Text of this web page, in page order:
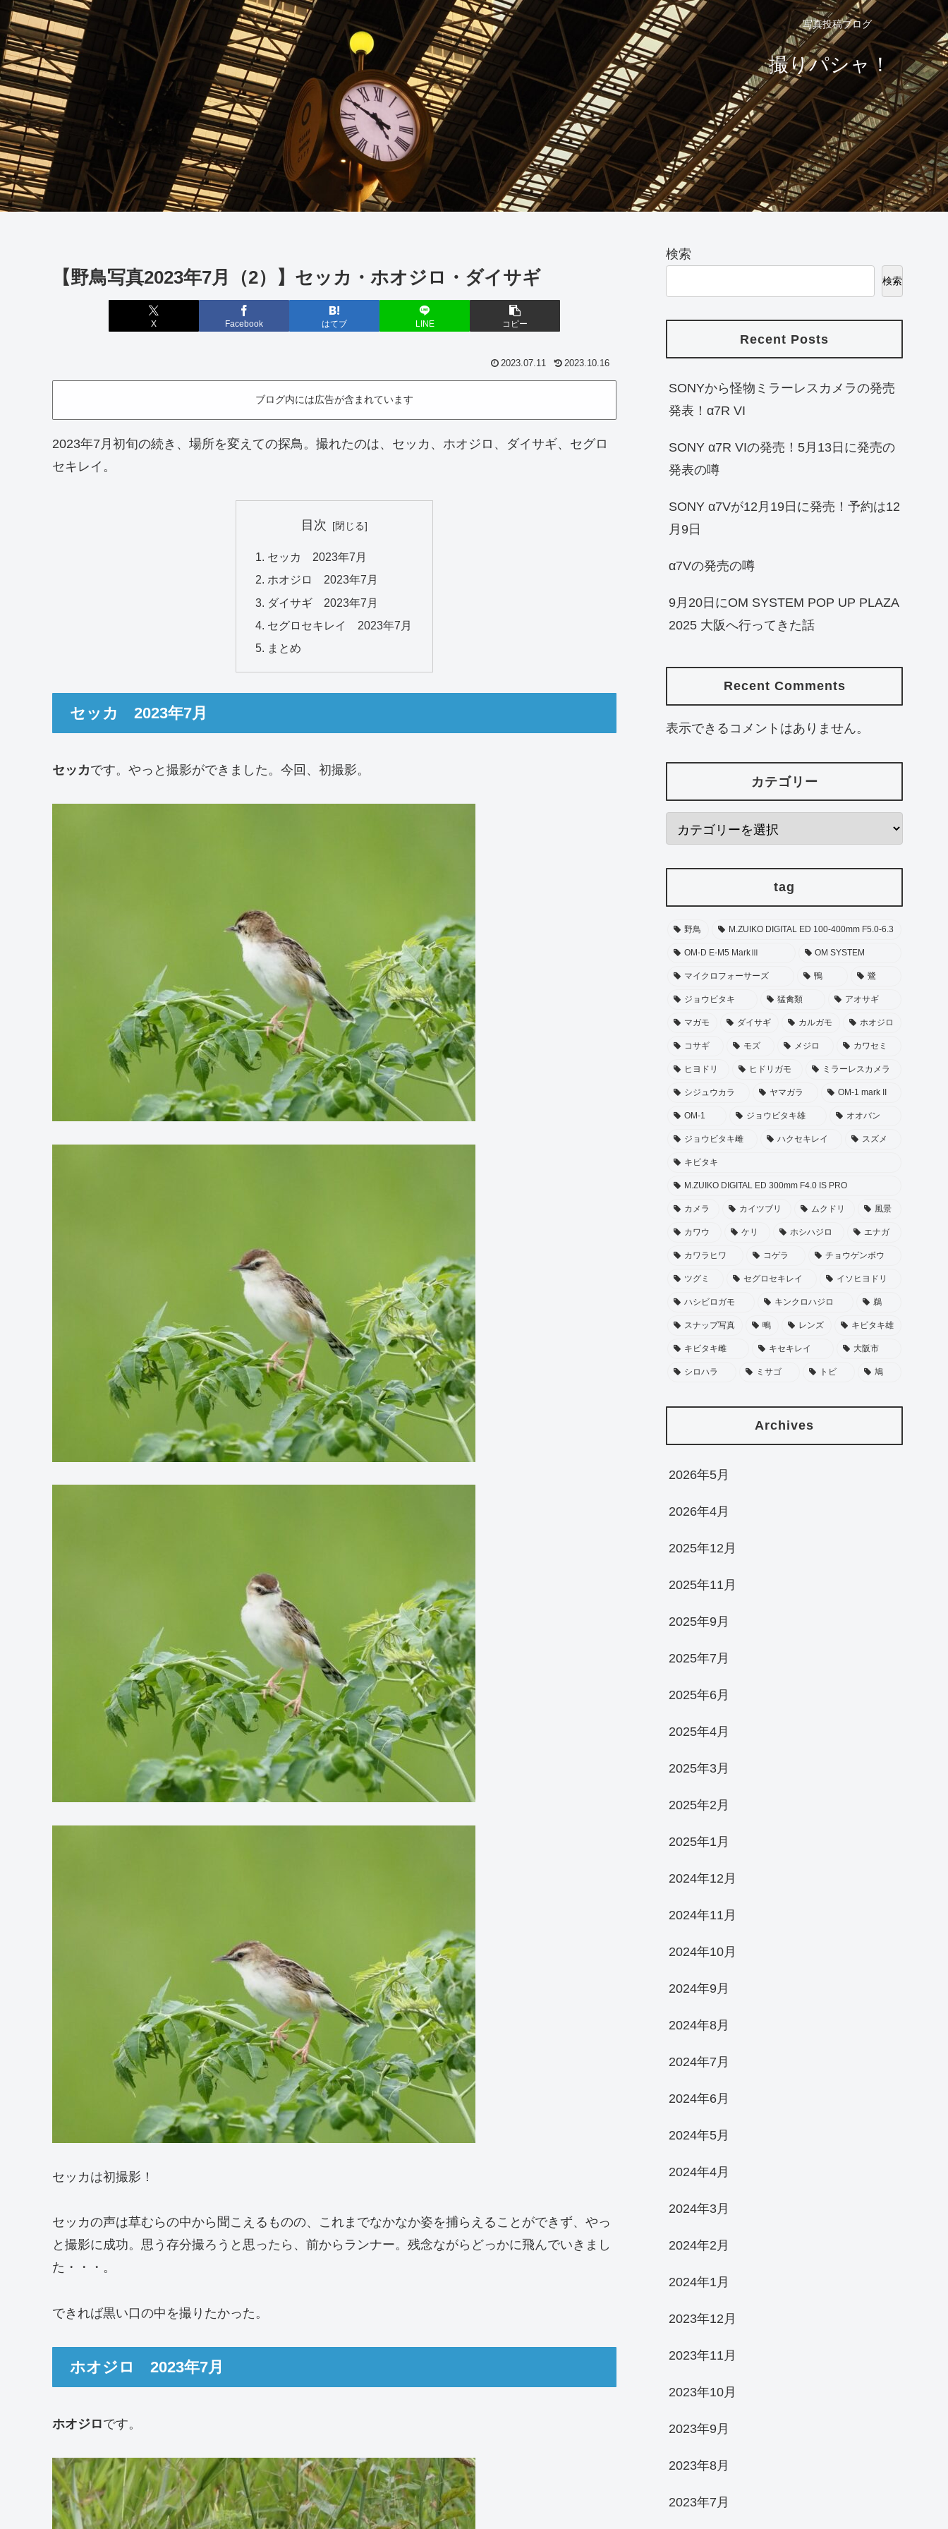
写真投稿ブログ
撮りパシャ！
【野鳥写真2023年7月（2）】セッカ・ホオジロ・ダイサギ
X Facebook はてブ LINE コピー
2023.07.11 2023.10.16
ブログ内には広告が含まれています
2023年7月初旬の続き、場所を変えての探鳥。撮れたのは、セッカ、ホオジロ、ダイサギ、セグロ
セキレイ。
目次
セッカ 2023年7月
ホオジロ 2023年7月
ダイサギ 2023年7月
セグロセキレイ 2023年7月
まとめ
セッカ 2023年7月
セッカです。やっと撮影ができました。今回、初撮影。
セッカは初撮影！
セッカの声は草むらの中から聞こえるものの、これまでなかなか姿を捕らえることができず、やっ
と撮影に成功。思う存分撮ろうと思ったら、前からランナー。残念ながらどっかに飛んでいきまし
た・・・。
できれば黒い口の中を撮りたかった。
ホオジロ 2023年7月
ホオジロです。
検索
検索
Recent Posts
SONYから怪物ミラーレスカメラの発売
発表！α7R VI
SONY α7R VIの発売！5月13日に発売の
発表の噂
SONY α7Vが12月19日に発売！予約は12
月9日
α7Vの発売の噂
9月20日にOM SYSTEM POP UP PLAZA
2025 大阪へ行ってきた話
Recent Comments
表示できるコメントはありません。
カテゴリー
tag
野鳥 M.ZUIKO DIGITAL ED 100-400mm F5.0-6.3
OM-D E-M5 MarkⅢ OM SYSTEM
マイクロフォーサーズ 鴨 鷺
ジョウビタキ 猛禽類 アオサギ
マガモ ダイサギ カルガモ ホオジロ
コサギ モズ メジロ カワセミ
ヒヨドリ ヒドリガモ ミラーレスカメラ
シジュウカラ ヤマガラ OM-1 mark II
OM-1 ジョウビタキ雄 オオバン
ジョウビタキ雌 ハクセキレイ スズメ
キビタキ
M.ZUIKO DIGITAL ED 300mm F4.0 IS PRO
カメラ カイツブリ ムクドリ 風景
カワウ ケリ ホシハジロ エナガ
カワラヒワ コゲラ チョウゲンボウ
ツグミ セグロセキレイ イソヒヨドリ
ハシビロガモ キンクロハジロ 鵜
スナップ写真 鴫 レンズ キビタキ雄
キビタキ雌 キセキレイ 大阪市
シロハラ ミサゴ トビ 鳩
Archives
2026年5月
2026年4月
2025年12月
2025年11月
2025年9月
2025年7月
2025年6月
2025年4月
2025年3月
2025年2月
2025年1月
2024年12月
2024年11月
2024年10月
2024年9月
2024年8月
2024年7月
2024年6月
2024年5月
2024年4月
2024年3月
2024年2月
2024年1月
2023年12月
2023年11月
2023年10月
2023年9月
2023年8月
2023年7月